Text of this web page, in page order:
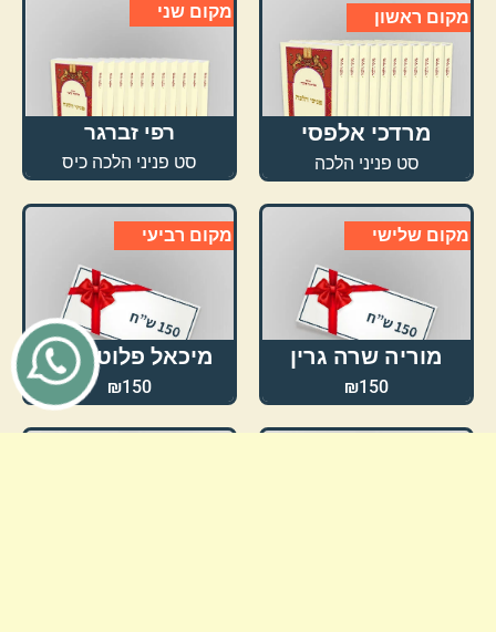
מקום ראשון
מרדכי אלפסי
סט פניני הלכה
רפי זברגר
סט פניני הלכה כיס
מקום שני
מוריה שרה גרין
₪150
מקום שלישי
מיכאל פלוטניצקי
₪150
מקום רביעי